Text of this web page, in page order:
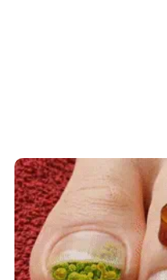
Fungus Is A
Drop Of Plain...